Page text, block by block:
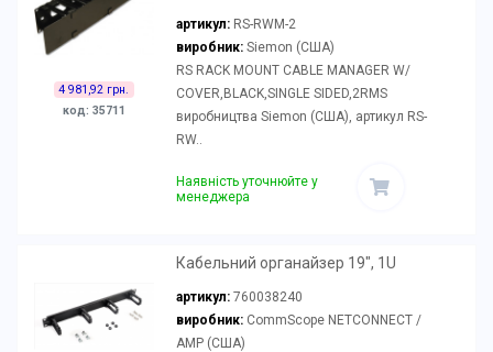
4 981,92 грн.
код: 35711
артикул: RS-RWM-2
виробник:Siemon (США)
RS RACK MOUNT CABLE MANAGER W/
COVER,BLACK,SINGLE SIDED,2RMS
виробництва Siemon (США), артикул RS-
RW..
Наявність уточнюйте у
менеджера
Кабельний органайзер 19", 1U
артикул: 760038240
виробник:CommScope NETCONNECT /
AMP (США)